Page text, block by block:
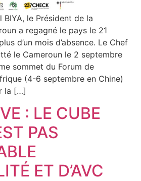
le Président de la
a regagné le pays le 21
d’un mois d’absence. Le Chef
le Cameroun le 2 septembre
sommet du Forum de
(4-6 septembre en Chine)
la […]
: LE CUBE
PAS
ET D’AVC